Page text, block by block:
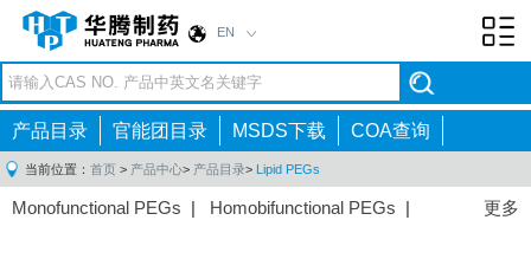
EN
产品目录 官能团目录 MSDS下载 COA查询
当前位置： 首页 > 产品中心> 产品目录> Lipid PEGs
更多
Monofunctional PEGs | Homobifunctional PEGs |